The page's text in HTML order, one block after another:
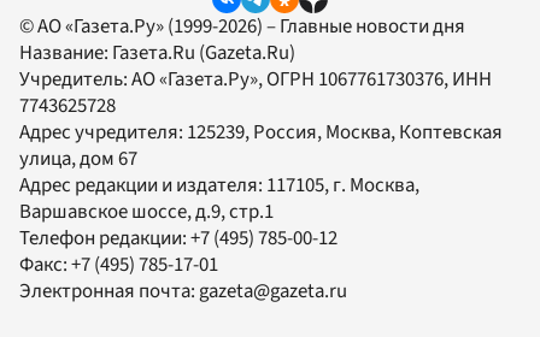
© АО «Газета.Ру» (1999-2026) – Главные новости дня
Название: Газета.Ru (Gazeta.Ru)
Учредитель:АО «Газета.Ру», ОГРН 1067761730376, ИНН
7743625728
Адрес учредителя: 125239, Россия, Москва, Коптевская
улица, дом 67
Адрес редакции и издателя: 117105, г. Москва,
Варшавское шоссе, д.9, стр.1
Телефон редакции:+7 (495) 785-00-12
Факс:+7 (495) 785-17-01
Электронная почта:gazeta@gazeta.ru